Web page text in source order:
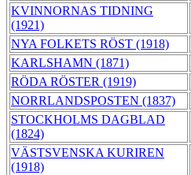
KVINNORNAS TIDNING
(1921)
NYA FOLKETS RÖST (1918)
KARLSHAMN (1871)
RÖDA RÖSTER (1919)
NORRLANDSPOSTEN (1837)
STOCKHOLMS DAGBLAD
(1824)
VÄSTSVENSKA KURIREN
(1918)